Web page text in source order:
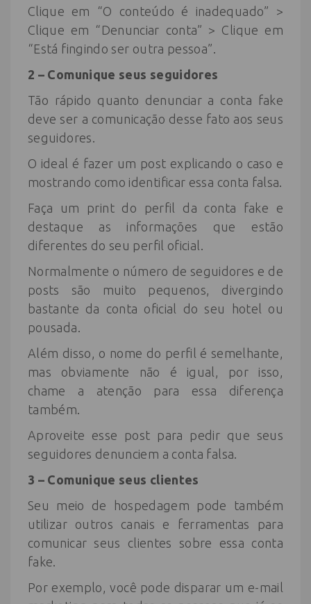
Clique em “O conteúdo é inadequado” >
Clique em “Denunciar conta” > Clique em
“Está fingindo ser outra pessoa”.
2 – Comunique seus seguidores
Tão rápido quanto denunciar a conta fake
deve ser a comunicação desse fato aos seus
seguidores.
O ideal é fazer um post explicando o caso e
mostrando como identificar essa conta falsa.
Faça um print do perfil da conta fake e
destaque as informações que estão
diferentes do seu perfil oficial.
Normalmente o número de seguidores e de
posts são muito pequenos, divergindo
bastante da conta oficial do seu hotel ou
pousada.
Além disso, o nome do perfil é semelhante,
mas obviamente não é igual, por isso,
chame a atenção para essa diferença
também.
Aproveite esse post para pedir que seus
seguidores denunciem a conta falsa.
3 – Comunique seus clientes
Seu meio de hospedagem pode também
utilizar outros canais e ferramentas para
comunicar seus clientes sobre essa conta
fake.
Por exemplo, você pode disparar um e-mail